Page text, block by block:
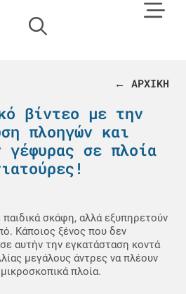
← ΑΡΧΙΚΗ
βίντεο με την
πλοηγών και
γέφυρας σε πλοία
σκάφη, αλλά εξυπηρετούν
Κάποιος ξένος που δεν
αυτήν την εγκατάσταση κοντά
μεγάλους άντρες να πλέουν
πλοία.